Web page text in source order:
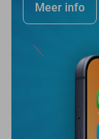
Meer info